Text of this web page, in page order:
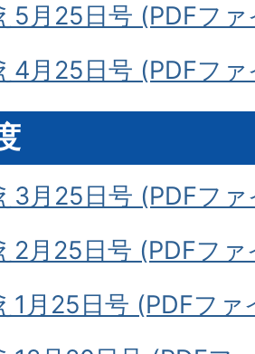
5月25日号 (PDFファ
4月25日号 (PDFフ
3月25日号 (PDFフ
2月25日号 (PDFフ
1月25日号 (PDFファ